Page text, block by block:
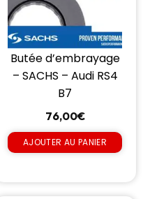
Butée d’embrayage
– SACHS – Audi RS4
B7
76,00€
AJOUTER AU PANIER